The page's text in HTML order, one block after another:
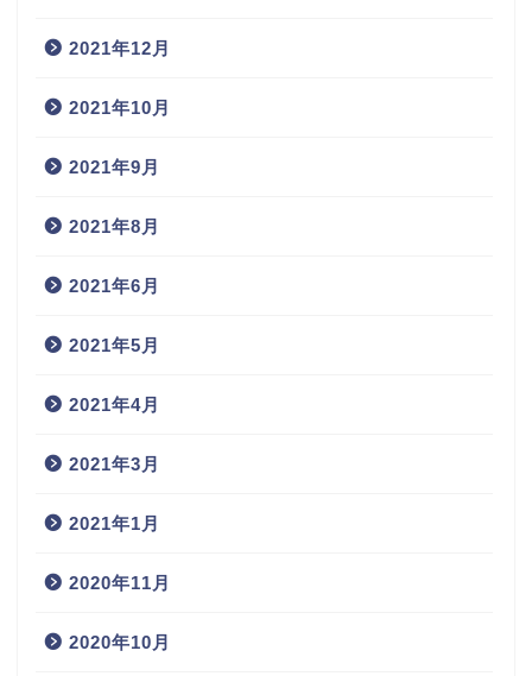
2021年12月
2021年10月
2021年9月
2021年8月
2021年6月
2021年5月
2021年4月
2021年3月
2021年1月
2020年11月
2020年10月